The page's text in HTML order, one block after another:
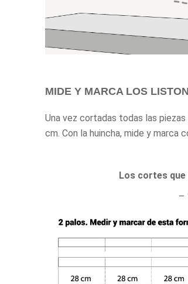
MIDE Y MARCA LOS
Una vez cortadas todas las
cm. Con la huincha, mide y marca
Los cortes
–